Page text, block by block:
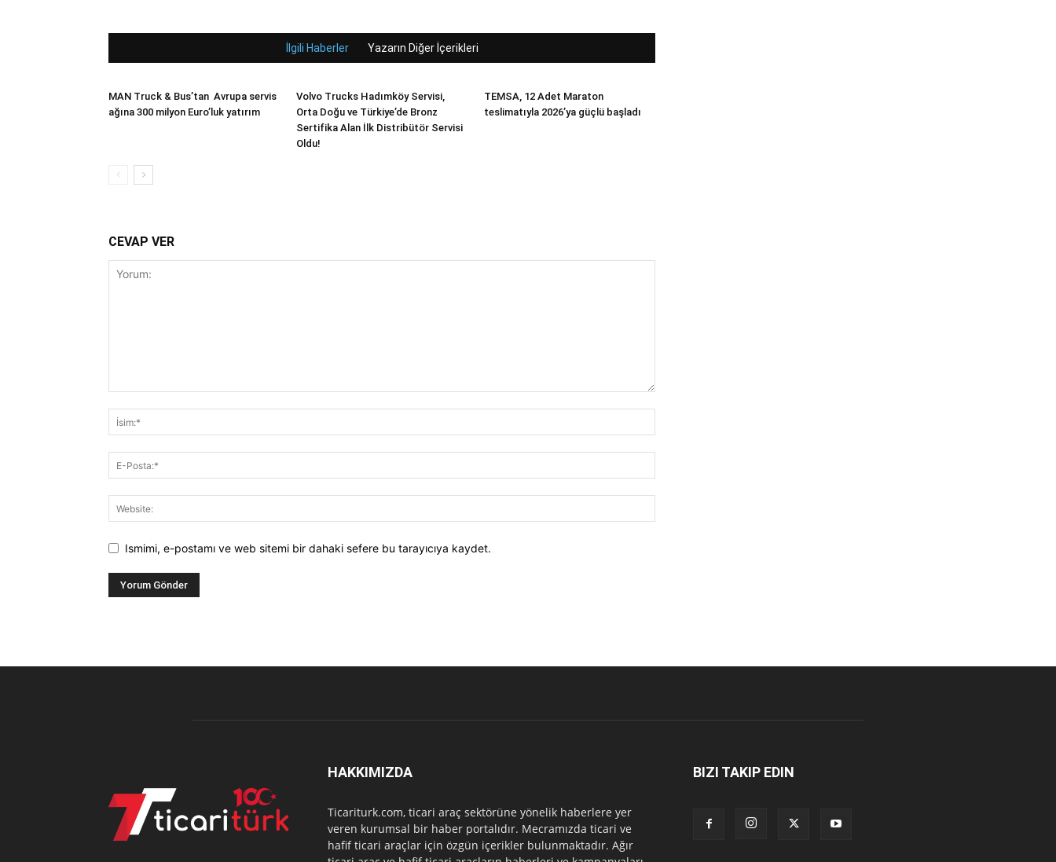
İlgili Haberler Yazarın Diğer İçerikleri
MAN Truck & Bus’tan Avrupa servis
ağına 300 milyon Euro’luk yatırım
Volvo Trucks Hadımköy Servisi,
Orta Doğu ve Türkiye’de Bronz
Sertifika Alan İlk Distribütör Servisi
Oldu!
TEMSA, 12 Adet Maraton
teslimatıyla 2026’ya güçlü başladı
CEVAP VER
Ismimi, e-postamı ve web sitemi bir dahaki sefere bu tarayıcıya kaydet.
HAKKIMIZDA
Ticariturk.com, ticari araç sektörüne yönelik haberlere yer
veren kurumsal bir haber portalıdır. Mecramızda ticari ve
hafif ticari araçlar için özgün içerikler bulunmaktadır. Ağır
BIZI TAKIP EDIN